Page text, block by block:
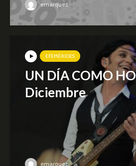
emarquez
EFEMÉRIDES
UN DÍA COMO
Diciembre
emarquez